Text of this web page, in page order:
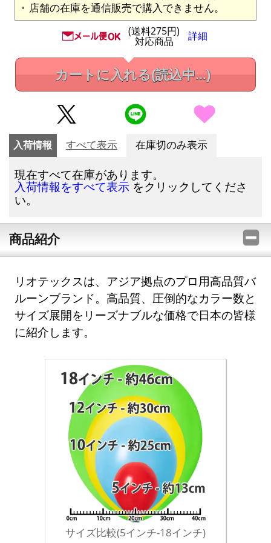
店舗の在庫を通信販売で購入できません。
(送料275円)
対応商品 詳細
カートに入れる(読込中...)
入荷情報 すべて表示 在庫切のみ表示
現在すべて在庫があります。
入荷情報をすべて表示 をクリックしてくださ
い。
商品紹介
リオテックスは、アジア拠点のプロ用高品質バ
ルーンブランド。高品質、圧倒的なカラー数と
サイズ展開をリーズナブルな価格で日本の皆様
に紹介します。
サイズ比較(5インチ-18インチ)